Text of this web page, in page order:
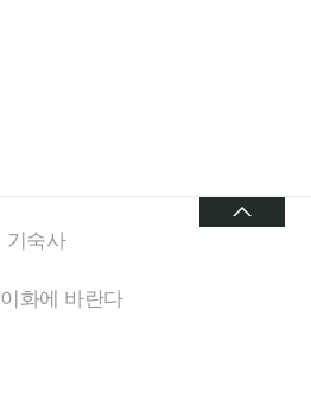
기숙사
이화에 바란다